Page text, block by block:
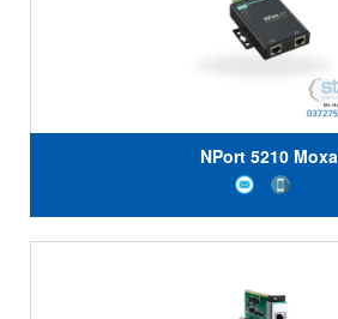
NPort 5210 Moxa